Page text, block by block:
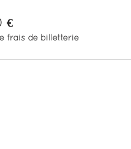
€
frais de billetterie